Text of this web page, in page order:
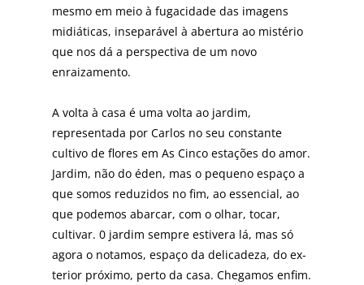
mesmo em meio à fugacidade das imagens
midiáticas, insepará­vel à abertura ao mistério
que nos dá a perspectiva de um no­vo
enraizamento.
A volta à casa é uma vol­ta ao jardim,
representada por Carlos no seu cons­tante
cultivo de flores em As Cinco estações do amor.
Jardim, não do éden, mas o pequeno espaço a
que somos re­duzidos no fim, ao essen­cial, ao
que podemos abarcar, com o olhar, tocar,
cultivar. 0 jardim sempre es­tivera lá, mas só
agora o nota­mos, espaço da delicadeza, do ex­
terior próximo, perto da casa. Chegamos enfim.